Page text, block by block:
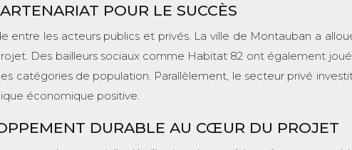
POUR LE SUCCÈS
les acteurs publics et privés. La ville de Montauban a
Des bailleurs sociaux comme Habitat 82 ont également
catégories de population. Parallèlement, le secteur privé
économique positive.
DURABLE AU CŒUR DU PROJET